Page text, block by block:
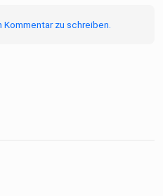
zu schreiben.